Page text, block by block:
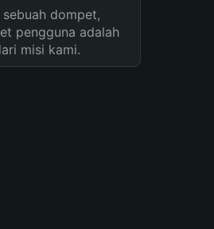
sebuah dompet,
pengguna adalah
misi kami.